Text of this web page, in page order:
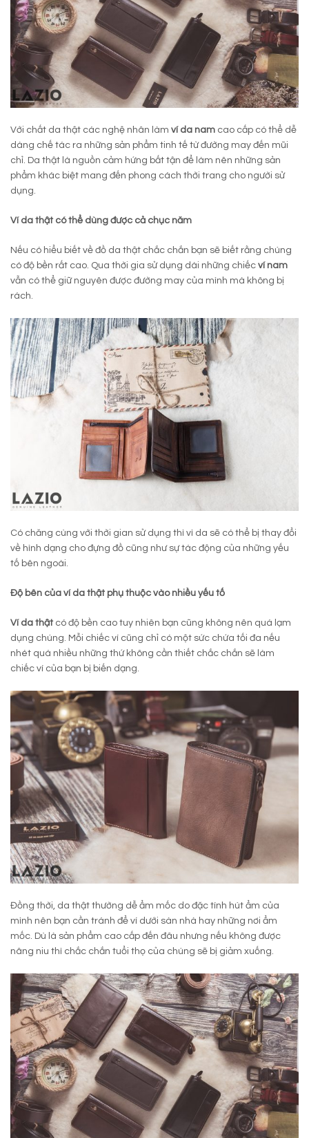
Với chất da thật các nghệ nhân làm ví da nam cao cấp có thể dễ
dàng chế tác ra những sản phẩm tinh tế từ đường may đến mũi
chỉ. Da thật là nguồn cảm hứng bất tận để làm nên những sản
phẩm khác biệt mang đến phong cách thời trang cho người sử
dụng.
Ví da thật có thể dùng được cả chục năm
Nếu có hiểu biết về đồ da thật chắc chắn bạn sẽ biết rằng chúng
có độ bền rất cao. Qua thời gia sử dụng dài những chiếc ví nam
vẫn có thể giữ nguyên được đường may của mình mà không bị
rách.
Có chăng cùng với thời gian sử dụng thì vì da sẽ có thể bị thay đổi
về hình dạng cho đựng đồ cũng như sự tác động của những yếu
tố bên ngoài.
Độ bên của ví da thật phụ thuộc vào nhiều yếu tố
Ví da thật có độ bền cao tuy nhiên bạn cũng không nên quá lạm
dụng chúng. Mỗi chiếc ví cũng chỉ có một sức chứa tối đa nếu
nhét quá nhiều những thứ không cần thiết chắc chắn sẽ làm
chiếc ví của bạn bị biến dạng.
Đồng thời, da thật thường dễ ẩm mốc do đặc tính hút ẩm của
mình nên bạn cần tránh để ví dưới sàn nhà hay những nơi ẩm
mốc. Dù là sản phẩm cao cấp đến đâu nhưng nếu không được
nâng niu thì chắc chắn tuổi thọ của chúng sẽ bị giảm xuống.